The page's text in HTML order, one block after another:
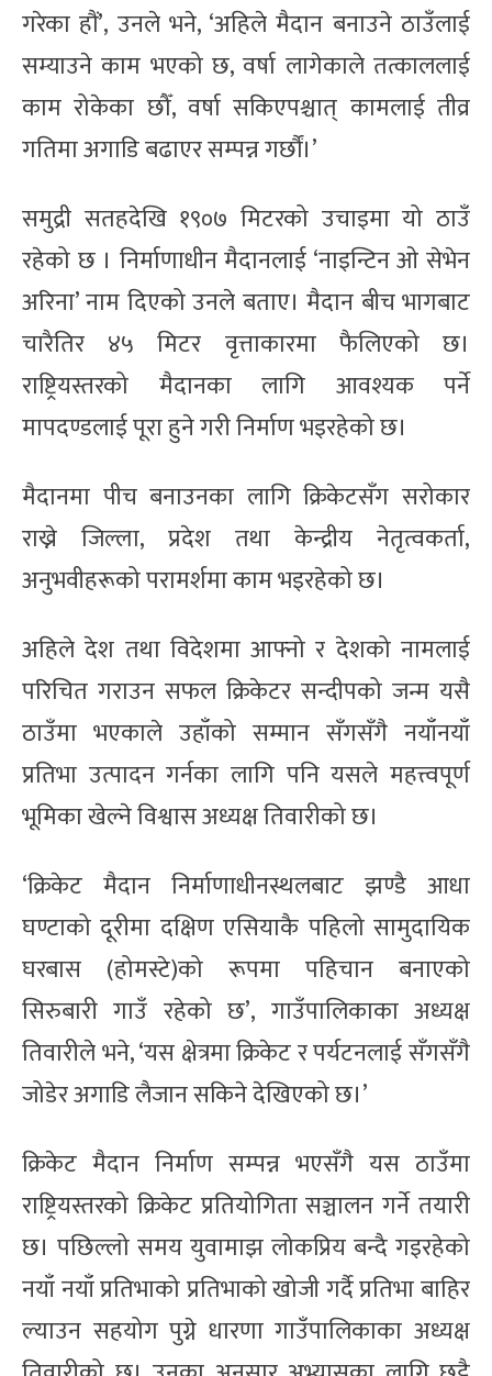
गरेका हौं’, उनले भने, ‘अहिले मैदान बनाउने ठाउँलाई
सम्याउने काम भएको छ, वर्षा लागेकाले तत्काललाई
काम रोकेका छौँ, वर्षा सकिएपश्चात् कामलाई तीव्र
गतिमा अगाडि बढाएर सम्पन्न गर्छौं।’
समुद्री सतहदेखि १९०७ मिटरको उचाइमा यो ठाउँ
रहेको छ । निर्माणाधीन मैदानलाई ‘नाइन्टिन ओ सेभेन
अरिना’ नाम दिएको उनले बताए। मैदान बीच भागबाट
चारैतिर ४५ मिटर वृत्ताकारमा फैलिएको छ।
राष्ट्रियस्तरको मैदानका लागि आवश्यक पर्ने
मापदण्डलाई पूरा हुने गरी निर्माण भइरहेको छ।
मैदानमा पीच बनाउनका लागि क्रिकेटसँग सरोकार
राख्ने जिल्ला, प्रदेश तथा केन्द्रीय नेतृत्वकर्ता,
अनुभवीहरूको परामर्शमा काम भइरहेको छ।
अहिले देश तथा विदेशमा आफ्नो र देशको नामलाई
परिचित गराउन सफल क्रिकेटर सन्दीपको जन्म यसै
ठाउँमा भएकाले उहाँको सम्मान सँगसँगै नयाँनयाँ
प्रतिभा उत्पादन गर्नका लागि पनि यसले महत्त्वपूर्ण
भूमिका खेल्ने विश्वास अध्यक्ष तिवारीको छ।
‘क्रिकेट मैदान निर्माणाधीनस्थलबाट झण्डै आधा
घण्टाको दूरीमा दक्षिण एसियाकै पहिलो सामुदायिक
घरबास (होमस्टे)को रूपमा पहिचान बनाएको
सिरुबारी गाउँ रहेको छ’, गाउँपालिकाका अध्यक्ष
तिवारीले भने, ‘यस क्षेत्रमा क्रिकेट र पर्यटनलाई सँगसँगै
जोडेर अगाडि लैजान सकिने देखिएको छ।’
क्रिकेट मैदान निर्माण सम्पन्न भएसँगै यस ठाउँमा
राष्ट्रियस्तरको क्रिकेट प्रतियोगिता सञ्चालन गर्ने तयारी
छ। पछिल्लो समय युवामाझ लोकप्रिय बन्दै गइरहेको
नयाँ नयाँ प्रतिभाको प्रतिभाको खोजी गर्दै प्रतिभा बाहिर
ल्याउन सहयोग पुग्ने धारणा गाउँपालिकाका अध्यक्ष